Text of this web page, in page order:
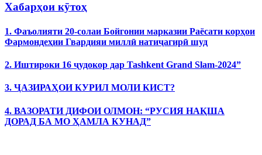
Хабарҳои кӯтоҳ
1. Фаъолияти 20-солаи Бойгонии марказии Раёсати корҳои
Фармондеҳии Гвардияи миллӣ натиҷагирӣ шуд
2. Иштироки 16 ҷудокор дар Tashkent Grand Slam-2024”
3. ҶАЗИРАҲОИ КУРИЛ МОЛИ КИСТ?
4. ВАЗОРАТИ ДИФОИ ОЛМОН: “РУСИЯ НАҚША
ДОРАД БА МО ҲАМЛА КУНАД”